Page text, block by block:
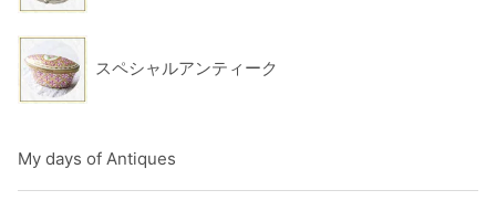
スペシャルアンティーク
My days of Antiques